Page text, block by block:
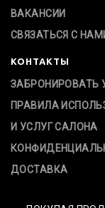
ВАКАНСИИ
СВЯЗАТЬСЯ С
КОНТАКТЫ
ЗАБРОНИРОВАТЬ
ПРАВИЛА
И УСЛУГ САЛОНА
ДОСТАВКА